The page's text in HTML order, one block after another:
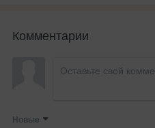
Комментарии
Новые